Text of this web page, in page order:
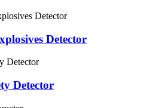
Detector
Detector